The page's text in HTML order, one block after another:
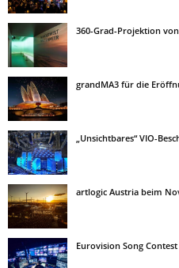
360-Grad-Projektion
grandMA3 für die
„Unsichtbares“ VIO-
artlogic Austria beim
Eurovision Song